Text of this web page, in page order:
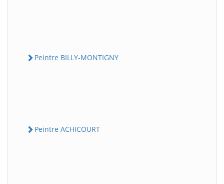
Peintre BILLY-MONTIGNY
Peintre ACHICOURT